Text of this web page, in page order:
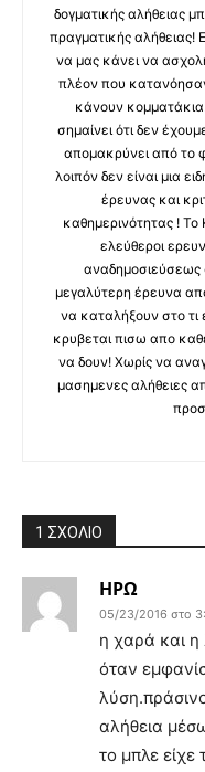
δογματικής αλήθειας
πραγματικής αλήθειας!
να μας κάνει να
πλέον που
κάνουν
σημαίνει ότι δεν
απομακρύνει από το
λοιπόν δεν είναι μια
έρευνας και
καθημερινότητας ! Το
ελεύθεροι
αναδημοσιεύσεως
μεγαλύτερη έρευνα
να καταλήξουν στο τι
κρυβεται πισω απο
να δουν! Χωρίς να
μασημενες αλήθειες
1 ΣΧΟΛΙΟ
ΗΡΩ
05/23/2016 στο
η χαρά και η
όταν
αλήθεια
το μπλε